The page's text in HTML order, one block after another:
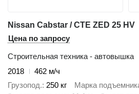
Nissan Cabstar / CTE ZED 25 HV
Цена по запросу
Строительная техника - автовышка
2018
462 м/ч
Грузопод. 250 кг Марка